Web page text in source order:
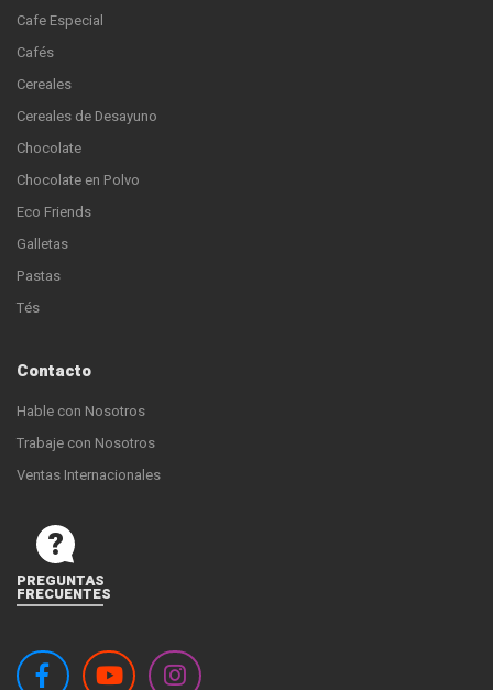
Cafe Especial
Cafés
Cereales
Cereales de Desayuno
Chocolate
Chocolate en Polvo
Eco Friends
Galletas
Pastas
Tés
Contacto
Hable con Nosotros
Trabaje con Nosotros
Ventas Internacionales
PREGUNTAS
FRECUENTES